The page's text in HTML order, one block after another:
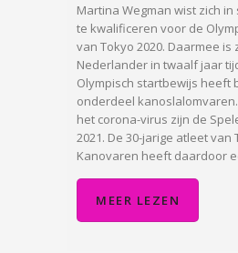
Martina Wegman wist zich
te kwalificeren voor de
van Tokyo 2020. Daarmee is
Nederlander in twaalf jaar
Olympisch startbewijs heeft
onderdeel
het corona-virus zijn de
2021. De 30-jarige atleet van
Kanovaren heeft daardoor
MEER LEZEN